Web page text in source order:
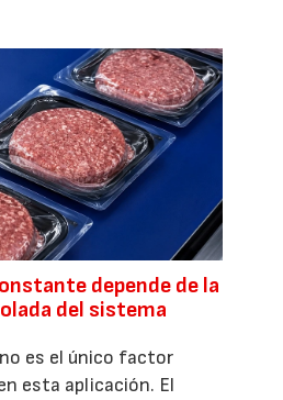
depende de la
del sistema
es el único factor
esta aplicación. El